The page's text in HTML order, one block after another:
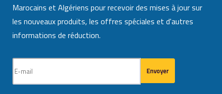
Marocains et Algériens pour recevoir des mises à jour sur
les nouveaux produits, les offres spéciales et d'autres
informations de réduction.